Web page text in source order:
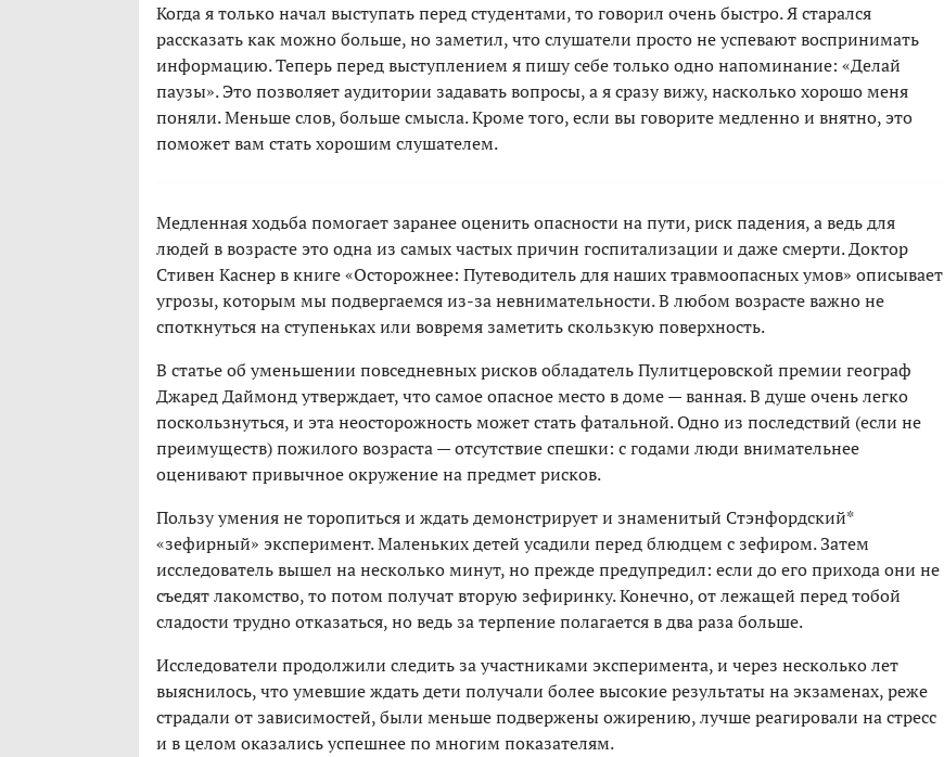
Когда я только начал выступать перед студентами, то говорил очень быстро. Я старался
рассказать как можно больше, но заметил, что слушатели просто не успевают воспринимать
информацию. Теперь перед выступлением я пишу себе только одно напоминание: «Делай
паузы». Это позволяет аудитории задавать вопросы, а я сразу вижу, насколько хорошо меня
поняли. Меньше слов, больше смысла. Кроме того, если вы говорите медленно и внятно, это
поможет вам стать хорошим слушателем.
Медленная ходьба помогает заранее оценить опасности на пути, риск падения, а ведь для
людей в возрасте это одна из самых частых причин госпитализации и даже смерти. Доктор
Стивен Каснер в книге «Осторожнее: Путеводитель для наших травмоопасных умов» описывает
угрозы, которым мы подвергаемся из-за невнимательности. В любом возрасте важно не
споткнуться на ступеньках или вовремя заметить скользкую поверхность.
В статье об уменьшении повседневных рисков обладатель Пулитцеровской премии географ
Джаред Даймонд утверждает, что самое опасное место в доме — ванная. В душе очень легко
поскользнуться, и эта неосторожность может стать фатальной. Одно из последствий (если не
преимуществ) пожилого возраста — отсутствие спешки: с годами люди внимательнее
оценивают привычное окружение на предмет рисков.
Пользу умения не торопиться и ждать демонстрирует и знаменитый Стэнфордский*
«зефирный» эксперимент. Маленьких детей усадили перед блюдцем с зефиром. Затем
исследователь вышел на несколько минут, но прежде предупредил: если до его прихода они не
съедят лакомство, то потом получат вторую зефиринку. Конечно, от лежащей перед тобой
сладости трудно отказаться, но ведь за терпение полагается в два раза больше.
Исследователи продолжили следить за участниками эксперимента, и через несколько лет
выяснилось, что умевшие ждать дети получали более высокие результаты на экзаменах, реже
страдали от зависимостей, были меньше подвержены ожирению, лучше реагировали на стресс
и в целом оказались успешнее по многим показателям.